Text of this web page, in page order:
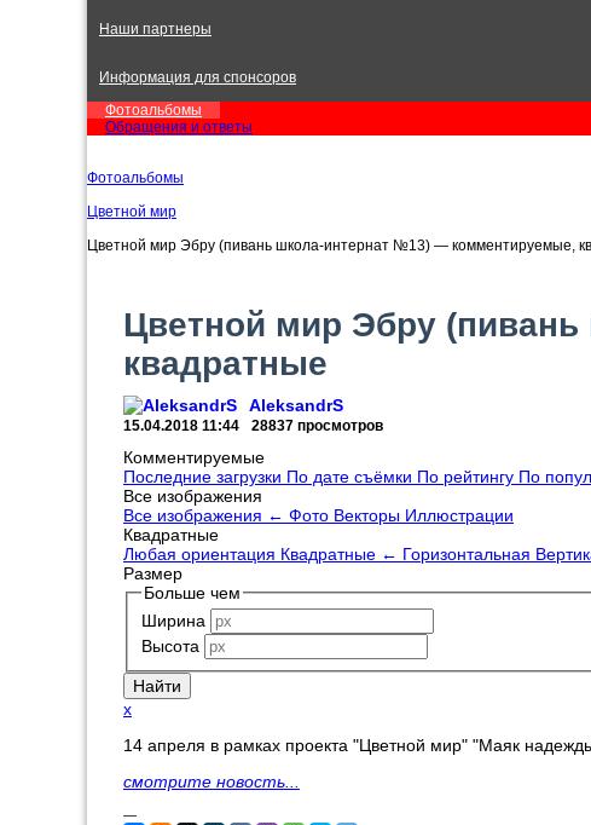
Наши партнеры
Информация для спонсоров
Фотоальбомы
Обращения и ответы
Фотоальбомы
Цветной мир
Цветной мир Эбру (пивань школа-интернат №13) — комментируемые,
Цветной мир Эбру
квадратные
AleksandrS
15.04.2018 11:44 28837 просмотров
Комментируемые
Последние загрузки По дате съёмки По рейтингу По
Все изображения
Все изображения ← Фото Векторы Иллюстрации
Квадратные
Любая ориентация Квадратные ← Горизонтальная
Размер
Больше чем
Ширина
Высота
x
14 апреля в рамках проекта "Цветной мир" "Маяк
смотрите новость...
—